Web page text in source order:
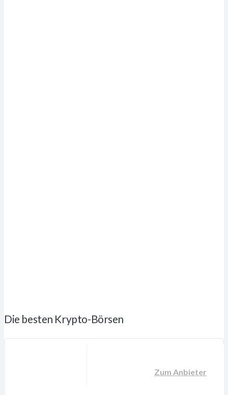
Die besten Krypto-Börsen
Zum Anbieter